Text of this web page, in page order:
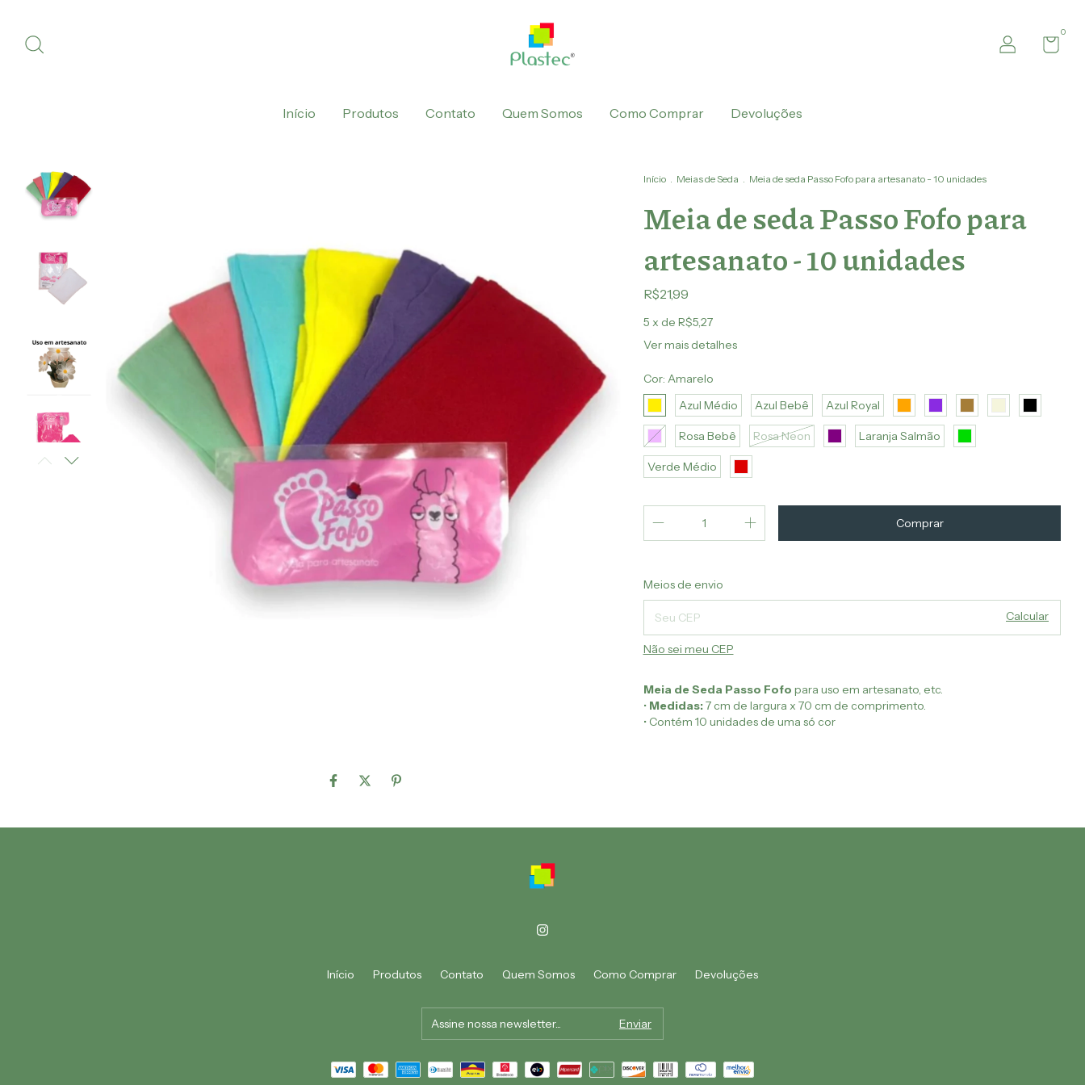
0
Início Produtos Contato Quem Somos Como Comprar Devoluções
Início . Meias de Seda . Meia de seda Passo Fofo para artesanato - 10 unidades
Meia de seda Passo Fofo para
artesanato - 10 unidades
R$21,99
5 x de R$5,27
Ver mais detalhes
Cor: Amarelo
Azul Médio
Azul Bebê Azul Royal
Rosa Bebê Rosa Neon Laranja Salmão
Verde Médio
Entregas para o CEP:
Meios de envio
Calcular
Não sei meu CEP
Meia de Seda Passo Fofo para uso em artesanato, etc.
• Medidas:7 cm de largura x 70 cm de comprimento.
• Contém 10 unidades de uma só cor
Início Produtos Contato Quem Somos Como Comprar Devoluções